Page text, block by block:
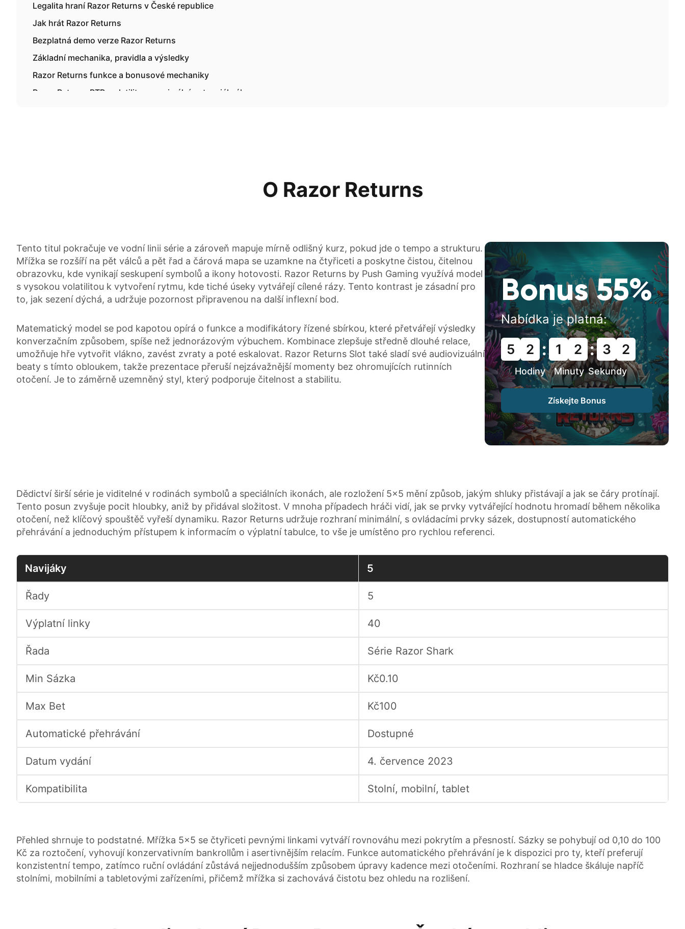
Legalita hraní Razor Returns v České republice
Jak hrát Razor Returns
Bezplatná demo verze Razor Returns
Základní mechanika, pravidla a výsledky
Razor Returns funkce a bonusové mechaniky
Razor Returns RTP, volatilitu a maximální potenciál výhry
O Razor Returns
Tento titul pokračuje ve vodní linii série a zároveň mapuje mírně odlišný kurz, pokud jde o tempo a strukturu.
Mřížka se rozšíří na pět válců a pět řad a čárová mapa se uzamkne na čtyřiceti a poskytne čistou, čitelnou
obrazovku, kde vynikají seskupení symbolů a ikony hotovosti. Razor Returns by Push Gaming využívá model
s vysokou volatilitou k vytvoření rytmu, kde tiché úseky vytvářejí cílené rázy. Tento kontrast je zásadní pro
to, jak sezení dýchá, a udržuje pozornost připravenou na další inflexní bod.
Matematický model se pod kapotou opírá o funkce a modifikátory řízené sbírkou, které přetvářejí výsledky
konverzačním způsobem, spíše než jednorázovým výbuchem. Kombinace zlepšuje středně dlouhé relace,
umožňuje hře vytvořit vlákno, zavést zvraty a poté eskalovat. Razor Returns Slot také sladí své audiovizuální
beaty s tímto obloukem, takže prezentace přeruší nejzávažnější momenty bez ohromujících rutinních
otočení. Je to záměrně uzemněný styl, který podporuje čitelnost a stabilitu.
Bonus 55%
Nabídka je platná:
5 2 : 1 2 : 3 0
Hodiny Minuty Sekundy
Získejte Bonus
Dědictví širší série je viditelné v rodinách symbolů a speciálních ikonách, ale rozložení 5x5 mění způsob, jakým shluky přistávají a jak se čáry protínají.
Tento posun zvyšuje pocit hloubky, aniž by přidával složitost. V mnoha případech hráči vidí, jak se prvky vytvářející hodnotu hromadí během několika
otočení, než klíčový spouštěč vyřeší dynamiku. Razor Returns udržuje rozhraní minimální, s ovládacími prvky sázek, dostupností automatického
přehrávání a jednoduchým přístupem k informacím o výplatní tabulce, to vše je umístěno pro rychlou referenci.
Navijáky 5
Řady 5
Výplatní linky 40
Řada Série Razor Shark
Min Sázka Kč0.10
Max Bet Kč100
Automatické přehrávání Dostupné
Datum vydání 4. července 2023
Kompatibilita Stolní, mobilní, tablet
Přehled shrnuje to podstatné. Mřížka 5x5 se čtyřiceti pevnými linkami vytváří rovnováhu mezi pokrytím a přesností. Sázky se pohybují od 0,10 do 100
Kč za roztočení, vyhovují konzervativním bankrollům i asertivnějším relacím. Funkce automatického přehrávání je k dispozici pro ty, kteří preferují
konzistentní tempo, zatímco ruční ovládání zůstává nejjednodušším způsobem úpravy kadence mezi otočeními. Rozhraní se hladce škáluje napříč
stolními, mobilními a tabletovými zařízeními, přičemž mřížka si zachovává čistotu bez ohledu na rozlišení.